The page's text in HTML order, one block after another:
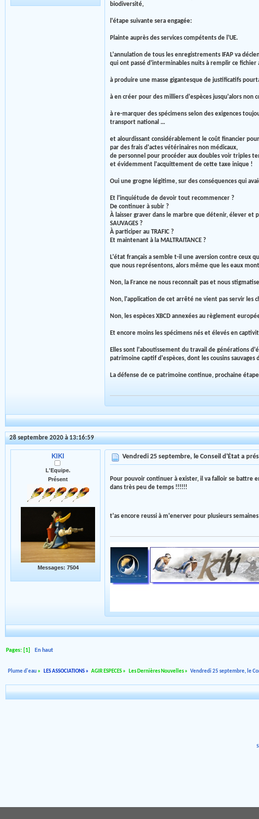
biodiversité,
l'étape suivante sera engagée:
Plainte auprès des services compétents de l'UE.
L'annulation de tous les enregistrements IFAP va
qui ont passé d'interminables nuits à remplir ce fichier
à produire une masse gigantesque de justificatifs
à en créer pour des milliers d'espèces jusqu'alors non
à re-marquer des spécimens selon des exigences
transport national ...
et alourdissant considérablement le coût financier
par des frais d'actes vétérinaires non médicaux,
de personnel pour procéder aux doubles voir triples
et évidemment l'acquittement de cette taxe inique !
Oui une grogne légitime, sur des conséquences qui
Et l'inquiétude de devoir tout recommencer ?
De continuer à subir ?
À laisser graver dans le marbre que détenir, élever et
SAUVAGES ?
À participer au TRAFIC ?
Et maintenant à la MALTRAITANCE ?
L'état français a semble t-il une aversion contre ceux
que nous représentons, alors même que les eaux
Non, la France ne nous reconnaît pas et nous
Non, l'application de cet arrêté ne vient pas servir les
Non, les espèces XBCD annexées au règlement
Et encore moins les spécimens nés et élevés en
Elles sont l'aboutissement du travail de générations
patrimoine captif d'espèces, dont les cousins
La défense de ce patrimoine continue, prochaine étape
28 septembre 2020 à 13:16:59
KIKI
L'Equipe.
Présent
Messages: 7504
Vendredi 25 septembre, le Conseil d'État a
Pour pouvoir continuer à exister, il va falloir se battre
dans très peu de temps !!!!!!
t'as encore reussi à m'enerver pour plusieurs semaines
Pages: [1]En haut
Plume d'eau » LES ASSOCIATIONS» AGIR ESPECES » Les Dernières Nouvelles» Vendredi 25 septembre, le